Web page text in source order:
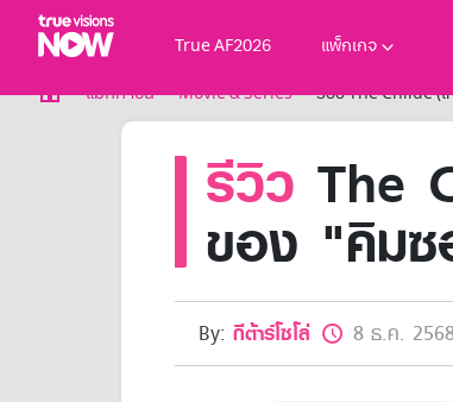
True AF2026 แพ็กเกจ
True AF2026
แพ็กเกจ
NOW SPORTS
NOW Muay Thai
แพ็กเกจทรูวิชันส์นาวทั้งหมด
เคเบิลและจานดาวเทียม
แม็กกาซีน Movie & Series รีวิว The Childe (
รีวิว The
ของ "คิมซ
By: กีต้าร์โซโล่ 8 ธ.ค.